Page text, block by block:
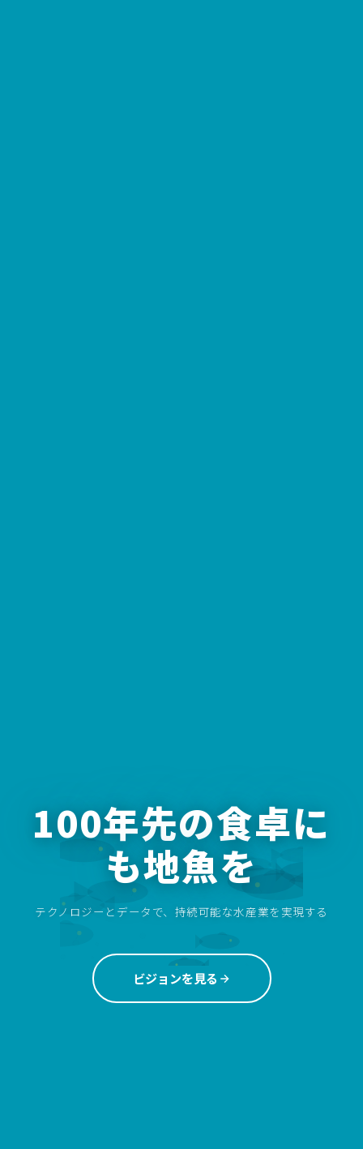
100年先の食卓に
も地魚を
テクノロジーとデータで、持続可能な水産業を実現する
ビジョンを見る